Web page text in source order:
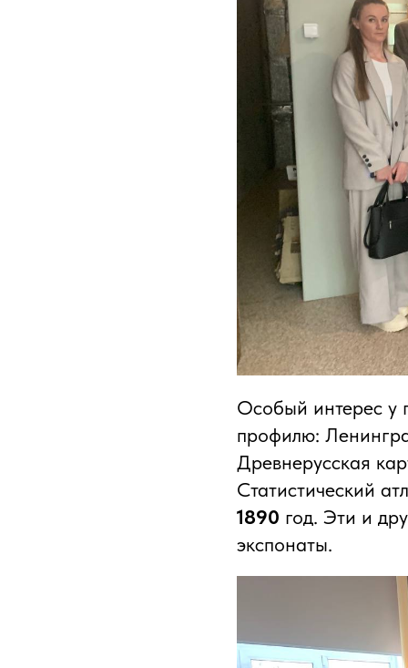
Особый интерес у
профилю:
Древнерусская
Статистический
1890 год. Эти и
экспонаты.